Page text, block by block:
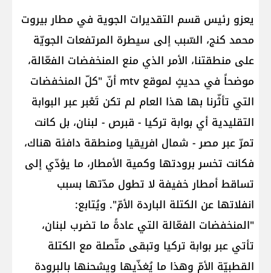
يعزو رئيس قسم التقديرات الجوية في مطار بيروت
محمد كنج، السّبب إلى سيطرة المرتفعات الجويّة
على منطقتنا، الأمر الذي منع المنخفضات الفعّالة،
موضحاً في حديثٍ لموقع mtv أنّ "كلّ المنخفضات
التي تأثّرنا بها هذا العام لم تكن تَعْبر عبر البوابة
التقليدية أي بوابة تركيا - قبرص - لبنان، بل كانت
تمرّ عبر مصر - شمال افريقيا ومنطقة دافئة هناك،
فكانت تخسر برودتها وكمية الأمطار، ما يؤدّي إلى
تساقط أمطار خفيفة لا تطول مدّتها بسبب
انفلاتها عن الكتلة الباردة الأمّ". ويُتابع:
"المنخفضات الفعّالة التي عادةً ما تضرب لبنان،
تأتي عبر بوابة تركيا وتبقى متّصلة مع الكتلة
القطبيّة الأمّ وهذا ما يُغذّيها ويشحنها بالبرودة